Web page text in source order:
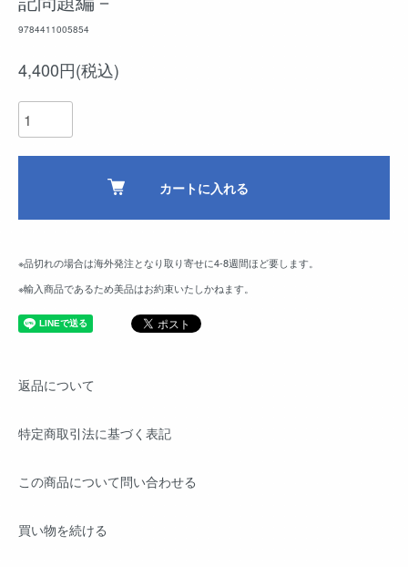
9784411005854
4,400円(税込)
カートに入れる
※品切れの場合は海外発注となり取り寄せに4-8週間ほど要します。
※輸入商品であるため美品はお約束いたしかねます。
返品について
特定商取引法に基づく表記
この商品について問い合わせる
買い物を続ける